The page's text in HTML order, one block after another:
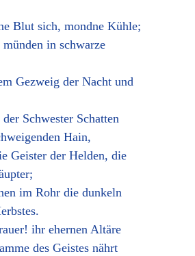
Blut sich, mondne Kühle;
in schwarze
Gezweig der Nacht und
Schwester Schatten
Hain,
Geister der Helden, die
im Rohr die dunkeln
ihr ehernen Altäre
des Geistes nährt